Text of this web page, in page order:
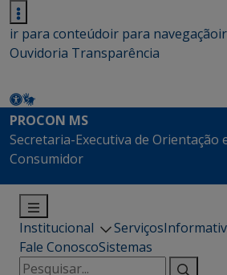
ir para conteúdoir para navegação
Ouvidoria Transparência
PROCON MS
Secretaria-Executiva de Orientação
Consumidor
Institucional Serviços
Fale ConoscoSistemas
Pesquisar